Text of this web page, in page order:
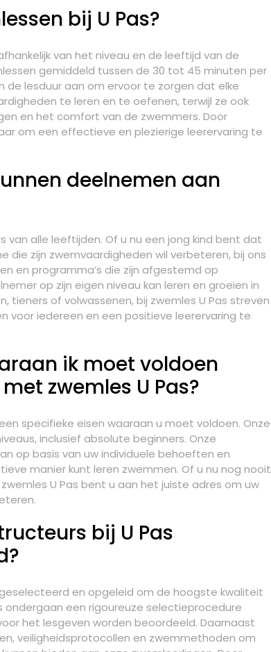
bij U Pas?
van het niveau en de leeftijd van de
gemiddeld tussen de 30 tot 45 minuten per
de lesduur aan om ervoor te zorgen dat elke
te leren en te oefenen, terwijl ze ook
en het comfort van de zwemmers. Door
om een effectieve en plezierige leerervaring te
deelnemen aan
van alle leeftijden. Of u nu een jong kind bent dat
zijn zwemvaardigheden wil verbeteren, bij ons
en programma’s die zijn afgestemd op
op zijn eigen niveau kan leren en groeien in
of volwassenen, bij zwemles U Pas streven
voor iedereen en een positieve leerervaring te
ik moet voldoen
zwemles U Pas?
specifieke eisen waaraan u moet voldoen. Onze
inclusief absolute beginners. Onze
op basis van uw individuele behoeften en
manier kunt leren zwemmen. Of u nu nog nooit
U Pas bent u aan het juiste adres om uw
bij U Pas
en opgeleid om de hoogste kwaliteit
een rigoureuze selectieprocedure
het lesgeven worden beoordeeld. Daarnaast
veiligheidsprotocollen en zwemmethoden om